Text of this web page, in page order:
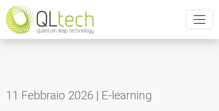
11 Febbraio 2026 | E-learning